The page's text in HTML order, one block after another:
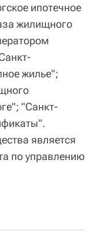
ипотечное
жилищного
жилье";
"Санкт-
является
по управлению